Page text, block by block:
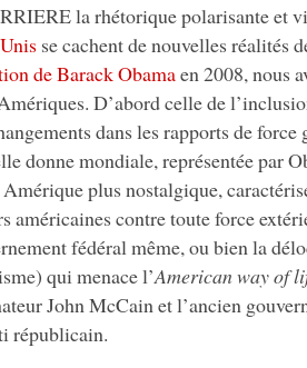
la rhétorique polarisante et
se cachent de nouvelles réalités
de Barack Obamaen 2008, nous
D’abord celle de
dans les rapports de force
donne mondiale, représentée par
Amérique plus nostalgique,
américaines contre toute force
fédéral même, ou bien la
qui menace l’American way of
John McCain et l’ancien
républicain.